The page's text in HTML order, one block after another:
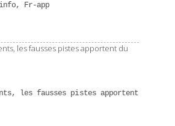
Fr-app
les fausses pistes apportent